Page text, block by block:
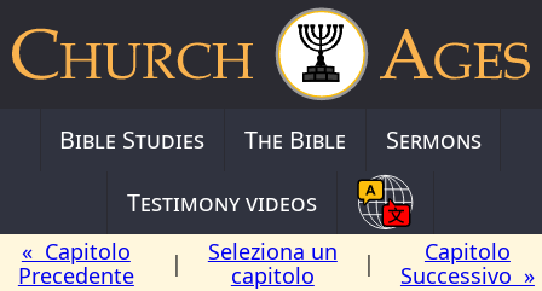
Bible Studies The Bible
Sermons
Testimony videos
« Capitolo
Precedente
|
Seleziona un
capitolo
|
Capitolo
Successivo »